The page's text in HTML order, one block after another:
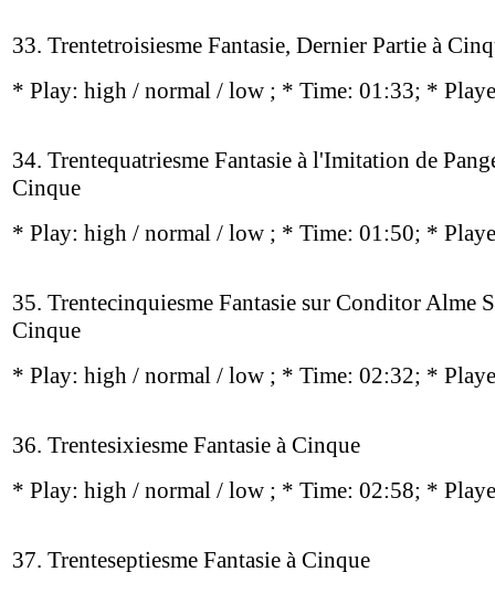
33. Trentetroisiesme Fantasie, Dernier Partie à
* Play: high / normal / low ; * Time: 01:33; *
34. Trentequatriesme Fantasie à l'Imitation de
Cinque
* Play: high / normal / low ; * Time: 01:50; *
35. Trentecinquiesme Fantasie sur Conditor Alme
Cinque
* Play: high / normal / low ; * Time: 02:32; *
36. Trentesixiesme Fantasie à Cinque
* Play: high / normal / low ; * Time: 02:58; *
37. Trenteseptiesme Fantasie à Cinque